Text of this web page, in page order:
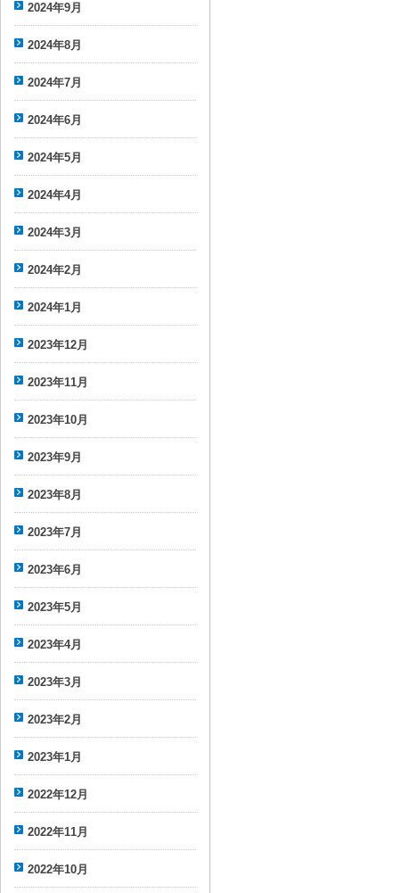
2024年9月
2024年8月
2024年7月
2024年6月
2024年5月
2024年4月
2024年3月
2024年2月
2024年1月
2023年12月
2023年11月
2023年10月
2023年9月
2023年8月
2023年7月
2023年6月
2023年5月
2023年4月
2023年3月
2023年2月
2023年1月
2022年12月
2022年11月
2022年10月